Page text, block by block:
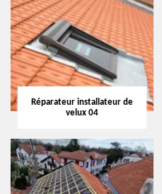
Réparateur installateur de
velux 04